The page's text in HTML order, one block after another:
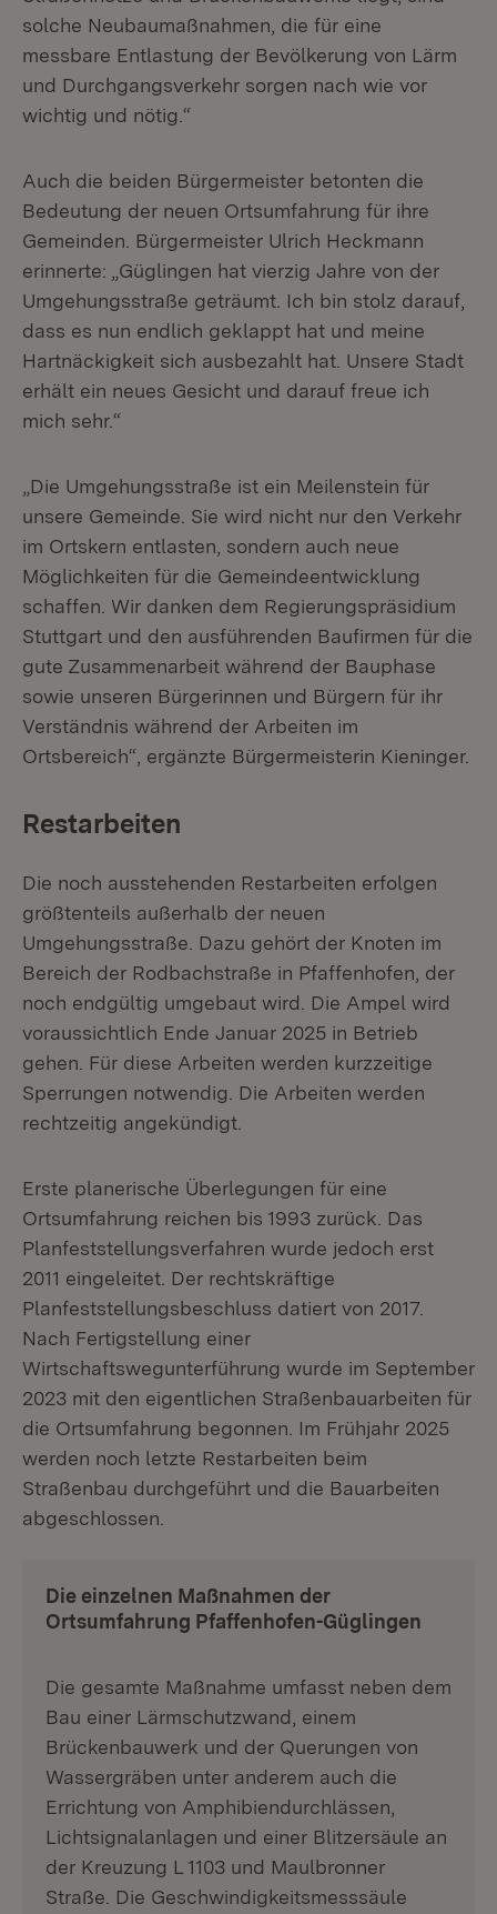
solche Neubaumaßnahmen, die für eine
messbare Entlastung der Bevölkerung von Lärm
und Durchgangsverkehr sorgen nach wie vor
wichtig und nötig.“
Auch die beiden Bürgermeister betonten die
Bedeutung der neuen Ortsumfahrung für ihre
Gemeinden. Bürgermeister Ulrich Heckmann
erinnerte: „Güglingen hat vierzig Jahre von der
Umgehungsstraße geträumt. Ich bin stolz darauf,
dass es nun endlich geklappt hat und meine
Hartnäckigkeit sich ausbezahlt hat. Unsere Stadt
erhält ein neues Gesicht und darauf freue ich
mich sehr.“
„Die Umgehungsstraße ist ein Meilenstein für
unsere Gemeinde. Sie wird nicht nur den Verkehr
im Ortskern entlasten, sondern auch neue
Möglichkeiten für die Gemeindeentwicklung
schaffen. Wir danken dem Regierungspräsidium
Stuttgart und den ausführenden Baufirmen für die
gute Zusammenarbeit während der Bauphase
sowie unseren Bürgerinnen und Bürgern für ihr
Verständnis während der Arbeiten im
Ortsbereich“, ergänzte Bürgermeisterin Kieninger.
Restarbeiten
Die noch ausstehenden Restarbeiten erfolgen
größtenteils außerhalb der neuen
Umgehungsstraße. Dazu gehört der Knoten im
Bereich der Rodbachstraße in Pfaffenhofen, der
noch endgültig umgebaut wird. Die Ampel wird
voraussichtlich Ende Januar 2025 in Betrieb
gehen. Für diese Arbeiten werden kurzzeitige
Sperrungen notwendig. Die Arbeiten werden
rechtzeitig angekündigt.
Erste planerische Überlegungen für eine
Ortsumfahrung reichen bis 1993 zurück. Das
Planfeststellungsverfahren wurde jedoch erst
2011 eingeleitet. Der rechtskräftige
Planfeststellungsbeschluss datiert von 2017.
Nach Fertigstellung einer
Wirtschaftswegunterführung wurde im September
2023 mit den eigentlichen Straßenbauarbeiten für
die Ortsumfahrung begonnen. Im Frühjahr 2025
werden noch letzte Restarbeiten beim
Straßenbau durchgeführt und die Bauarbeiten
abgeschlossen.
Die einzelnen Maßnahmen der
Ortsumfahrung Pfaffenhofen-Güglingen
Die gesamte Maßnahme umfasst neben dem
Bau einer Lärmschutzwand, einem
Brückenbauwerk und der Querungen von
Wassergräben unter anderem auch die
Errichtung von Amphibiendurchlässen,
Lichtsignalanlagen und einer Blitzersäule an
der Kreuzung L 1103 und Maulbronner
Straße. Die Geschwindigkeitsmesssäule